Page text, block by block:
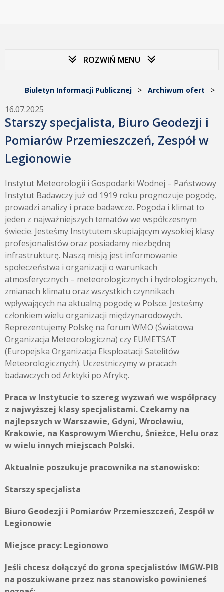
ROZWIŃ MENU
Biuletyn Informacji Publicznej > Archiwum ofert >
16.07.2025
Starszy specjalista, Biuro Geodezji i
Pomiarów Przemieszczeń, Zespół w
Legionowie
Instytut Meteorologii i Gospodarki Wodnej – Państwowy
Instytut Badawczy już od 1919 roku prognozuje pogodę,
prowadzi analizy i prace badawcze. Pogoda i klimat to
jeden z najważniejszych tematów we współczesnym
świecie. Jesteśmy Instytutem skupiającym wysokiej klasy
profesjonalistów oraz posiadamy niezbędną
infrastrukturę. Naszą misją jest informowanie
społeczeństwa i organizacji o warunkach
atmosferycznych – meteorologicznych i hydrologicznych,
zmianach klimatu oraz wszystkich czynnikach
wpływających na aktualną pogodę w Polsce. Jesteśmy
członkiem wielu organizacji międzynarodowych.
Reprezentujemy Polskę na forum WMO (Światowa
Organizacja Meteorologiczna) czy EUMETSAT
(Europejska Organizacja Eksploatacji Satelitów
Meteorologicznych). Uczestniczymy w pracach
badawczych od Arktyki po Afrykę.
Praca w Instytucie to szereg wyzwań we współpracy
z najwyższej klasy specjalistami. Czekamy na
najlepszych w Warszawie, Gdyni, Wrocławiu,
Krakowie, na Kasprowym Wierchu, Śnieżce, Helu oraz
w wielu innych miejscach Polski.
Aktualnie poszukuje pracownika na stanowisko:
Starszy specjalista
Biuro Geodezji i Pomiarów Przemieszczeń, Zespół w
Legionowie
Miejsce pracy: Legionowo
Jeśli chcesz dołączyć do grona specjalistów IMGW-PIB
na poszukiwane przez nas stanowisko powinieneś